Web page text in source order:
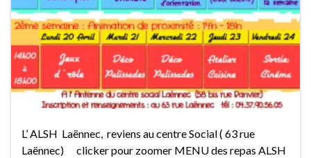
L’ ALSH Laënnec, reviens au centre Social ( 63 rue
Laënnec) clicker pour zoomer MENU des repas ALSH